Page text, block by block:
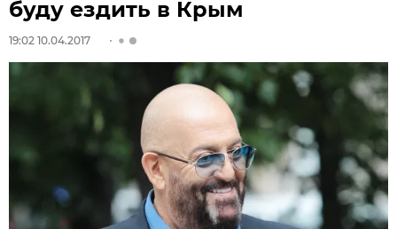
буду ездить в Крым
19:02 10.04.2017